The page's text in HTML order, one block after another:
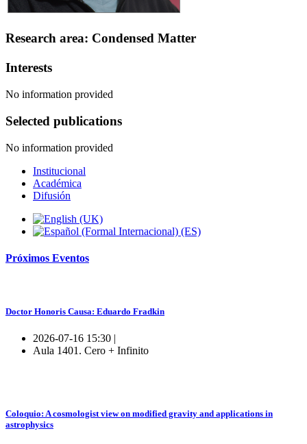
Research area: Condensed Matter
Interests
No information provided
Selected publications
No information provided
Institucional
Académica
Difusión
Próximos Eventos
Doctor Honoris Causa: Eduardo Fradkin
2026-07-16 15:30 |
Aula 1401. Cero + Infinito
Coloquio: A cosmologist view on modified gravity and applications in
astrophysics